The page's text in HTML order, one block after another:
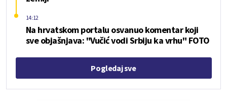
Na hrvatskom portalu osvanuo komentar koji
sve objašnjava: "Vučić vodi Srbiju ka vrhu" FOTO
14:12
Pogledaj sve